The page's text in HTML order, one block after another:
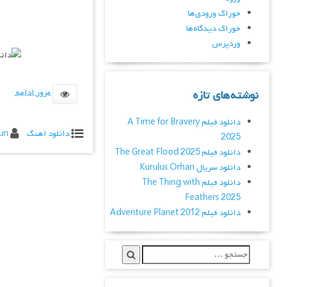
مرور ادامه
دانلود اهنگ
خوراک ورودی‌ها
خوراک دیدگاه‌ها
وردپرس
نوشته‌های تازه
دانلود فیلم A Time for Bravery
2025
دانلود فیلم The Great Flood 2025
دانلود سریال Kurulus Orhan
دانلود فیلم The Thing with
Feathers 2025
دانلود فیلم Adventure Planet 2012